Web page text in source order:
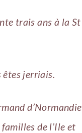
trais ans à la St
êtes jerriais.
d’Normandie
familles de l’Ile et